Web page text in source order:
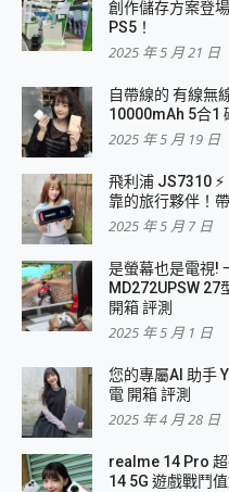
創作儲存方案登
PS5！
2025 年 5 月 21 日
自帶線的 有線無
10000mAh 5合1
2025 年 5 月 19 日
飛利浦 JS7310
靠的旅行夥伴！
2025 年 5 月 7 日
是螢幕也是電視!
MD272UPSW 27
開箱 評測
2025 年 5 月 1 日
您的專屬AI 助手
電 開箱 評測
2025 年 4 月 28 日
realme 14 Pro
14 5G 遊戲戰鬥